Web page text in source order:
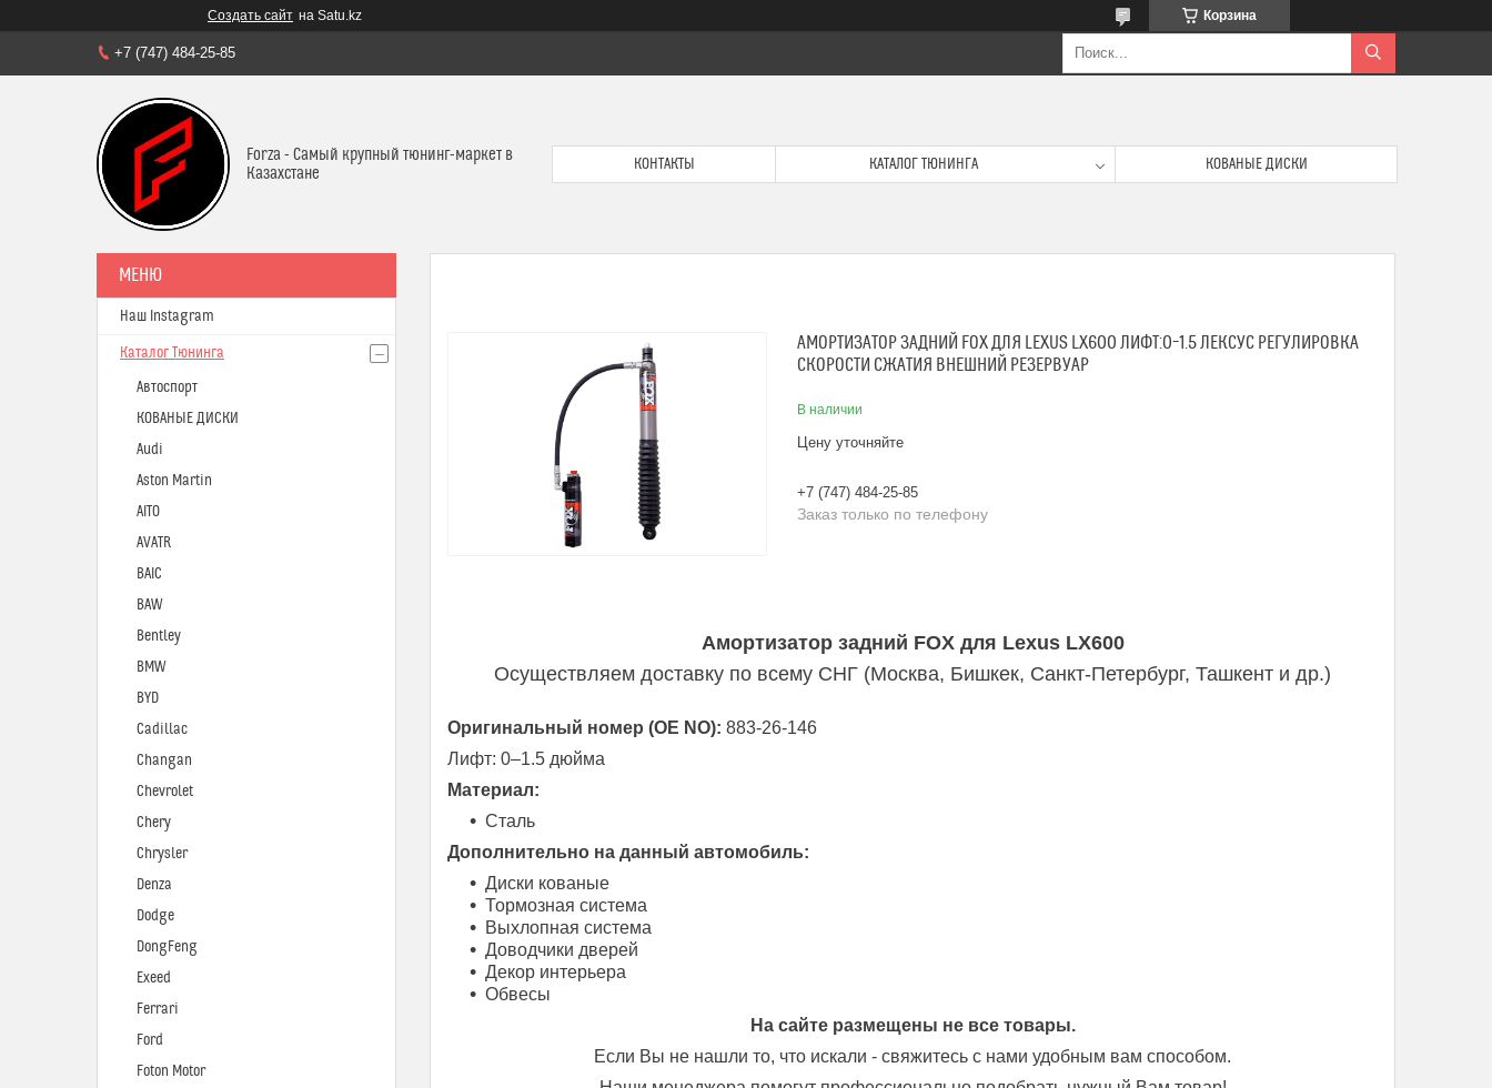
Создать сайт на Satu.kz Корзина
+7 (747) 484-25-85
Forza - Самый крупный тюнинг-маркет в
Казахстане
КОНТАКТЫ КАТАЛОГ ТЮНИНГА КОВАНЫЕ ДИСКИ
АМОРТИЗАТОР ЗАДНИЙ FOX ДЛЯ LEXUS LX600 ЛИФТ:0–1.5 ЛЕКСУС РЕГУЛИРОВКА
СКОРОСТИ СЖАТИЯ ВНЕШНИЙ РЕЗЕРВУАР
В наличии
Цену уточняйте
+7 (747) 484-25-85
Заказ только по телефону
Амортизатор задний FOX для Lexus LX600
Осуществляем доставку по всему СНГ (Москва, Бишкек, Санкт-Петербург, Ташкент и др.)
Оригинальный номер (OE NO): 883-26-146
Лифт: 0–1.5 дюйма
Материал:
Сталь
Дополнительно на данный автомобиль:
Диски кованые
Тормозная система
Выхлопная система
Доводчики дверей
Декор интерьера
Обвесы
На сайте размещены не все товары.
Если Вы не нашли то, что искали - свяжитесь с нами удобным вам способом.
Наш Instagram
Каталог Тюнинга
Автоспорт
КОВАНЫЕ ДИСКИ
Audi
Aston Martin
AITO
AVATR
BAIC
BAW
Bentley
BMW
BYD
Cadillac
Changan
Chevrolet
Chery
Chrysler
Denza
Dodge
DongFeng
Exeed
Ferrari
Ford
Foton Motor